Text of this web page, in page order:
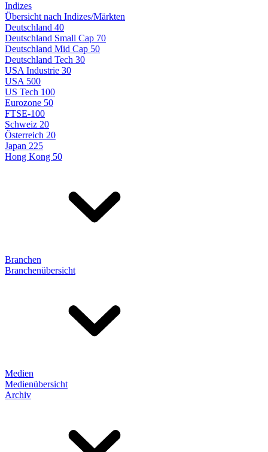
Indizes
Übersicht nach Indizes/Märkten
Deutschland 40
Deutschland Small Cap 70
Deutschland Mid Cap 50
Deutschland Tech 30
USA Industrie 30
USA 500
US Tech 100
Eurozone 50
FTSE-100
Schweiz 20
Österreich 20
Japan 225
Hong Kong 50
Branchen
Branchenübersicht
Medien
Medienübersicht
Archiv